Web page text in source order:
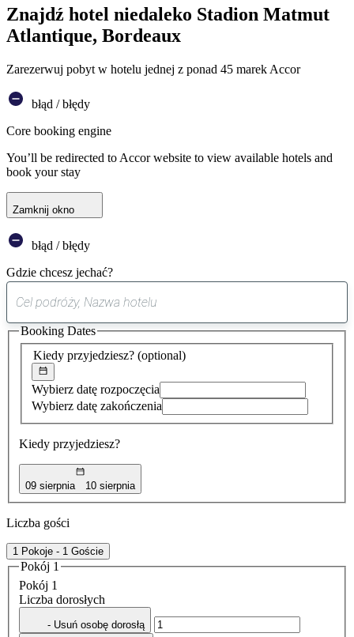
Znajdź hotel niedaleko Stadion Matmut
Atlantique, Bordeaux
Zarezerwuj pobyt w hotelu jednej z ponad 45 marek Accor
błąd / błędy
Core booking engine
You’ll be redirected to Accor website to view available hotels and
book your stay
Zamknij okno
błąd / błędy
Gdzie chcesz jechać?
sugestia
została
znaleziona
Kiedy przyjedziesz? (optional)
Wybierz datę rozpoczęcia
Wybierz datę zakończenia
Kiedy przyjedziesz?
09 sierpnia 10 sierpnia
Booking Dates
Liczba gości
1 Pokoje - 1 Goście
Pokój 1
Pokój 1
Liczba dorosłych
- Usuń osobę dorosłą